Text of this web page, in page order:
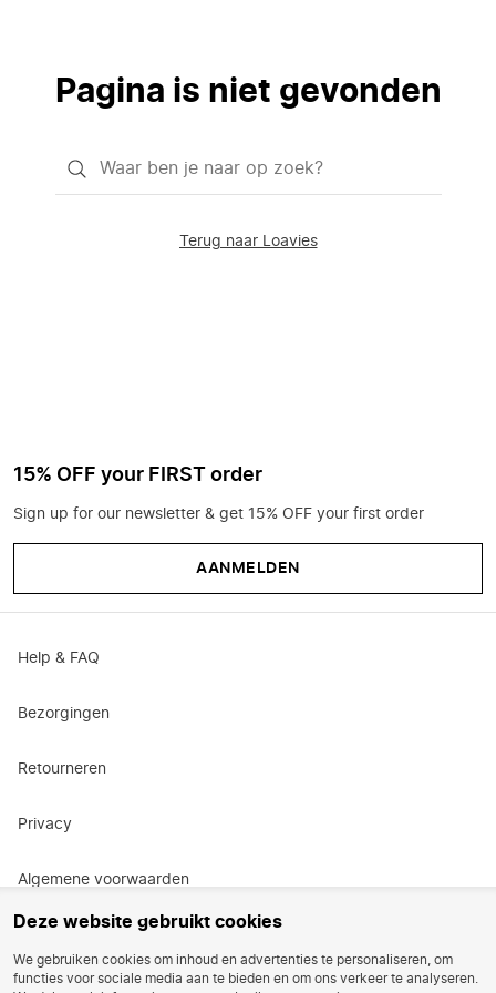
Deze website gebruikt cookies
We gebruiken cookies om inhoud en advertenties te personaliseren, om
functies voor sociale media aan te bieden en om ons verkeer te analyseren.
Pagina is niet gevonden
Waar
Terug naar Loavies
15% OFF your FIRST order
Sign up for our newsletter & get 15% OFF your first order
AANMELDEN
Help & FAQ
Bezorgingen
Retourneren
Privacy
Algemene voorwaarden
Actievoorwaarden